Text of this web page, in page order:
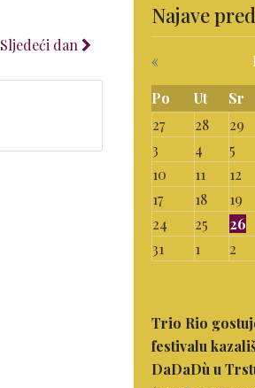
Sljedeći dan
Najave
«
Po
Ut Sr
27
28 29
3
4 5
10
11 12
17
18 19
24
25 26
31
1 2
Trio Rio
festivalu
DaDaDù u